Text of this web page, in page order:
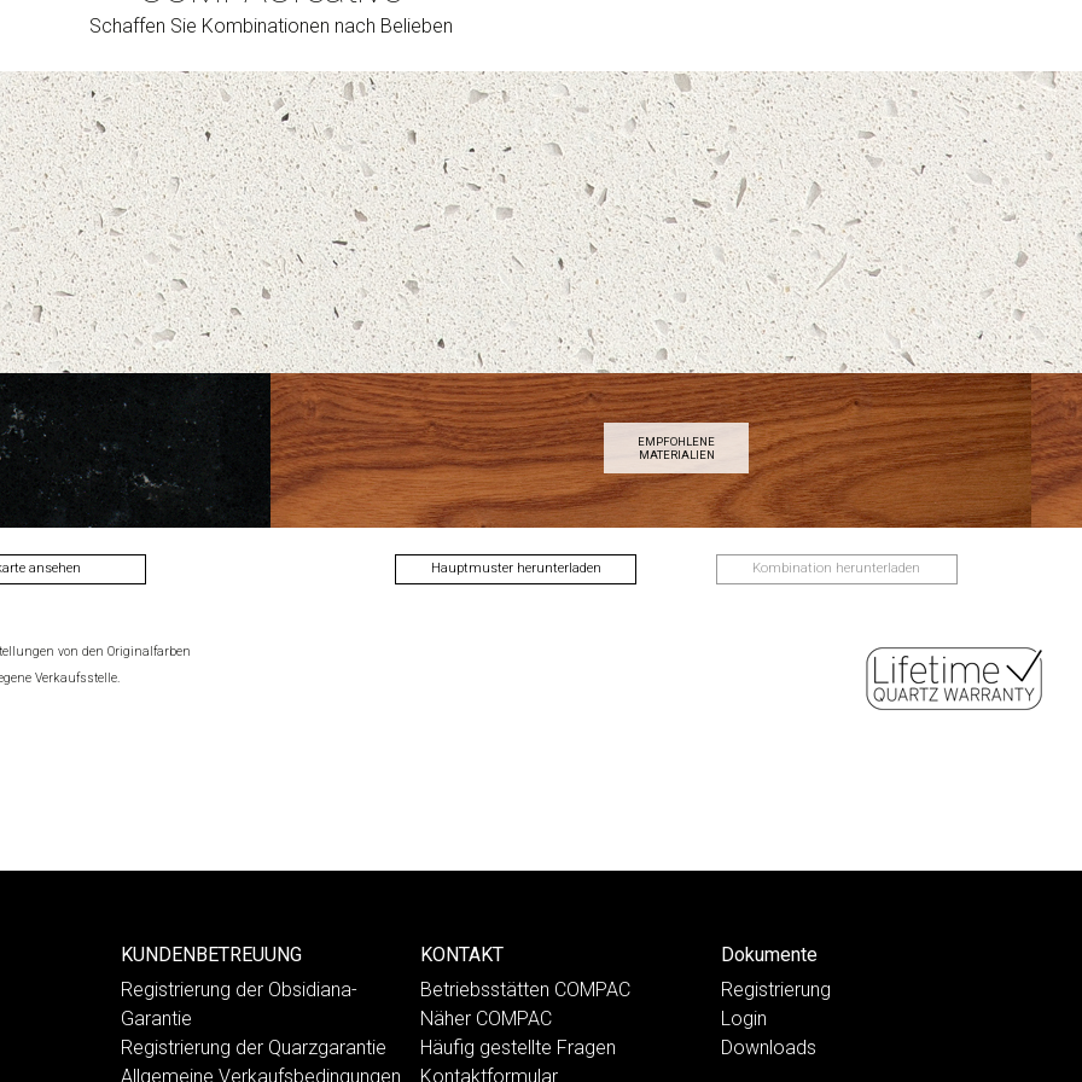
Schaffen Sie Kombinationen nach Belieben
Cerrar
PLOMO WENGE RAL7042 STAHL
Next
EMPFOHLENE
MATERIALIEN
ansehen Hauptmuster herunterladen Kombination herunterladen
von den Originalfarben
Verkaufsstelle.
KUNDENBETREUUNG
Registrierung der Obsidiana-
Garantie
Registrierung der Quarzgarantie
Allgemeine Verkaufsbedingungen
KONTAKT
Betriebsstätten COMPAC
Näher COMPAC
Häufig gestellte Fragen
Kontaktformular
Dokumente
Registrierung
Login
Downloads